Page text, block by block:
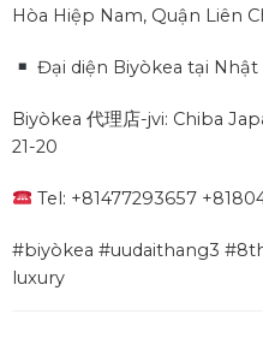
Hòa Hiệp Nam, Quận Liên
Đại diện Biyòkea tại Nhật
Biyòkea 代理店-jvi: Chiba
21-20
Tel: +81477293657
#biyòkea #uudaithang3
luxury